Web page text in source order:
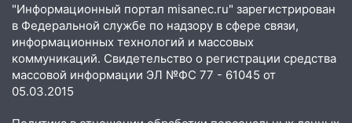
"Информационный портал misanec.ru" зарегистрирован
в Федеральной службе по надзору в сфере связи,
информационных технологий и массовых
коммуникаций. Свидетельство о регистрации средства
массовой информации ЭЛ №ФС 77 - 61045 от
05.03.2015